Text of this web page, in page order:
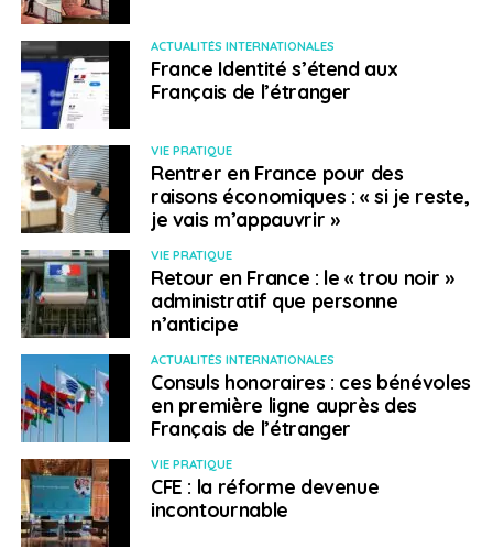
Laetitia Dive
ACTUALITÉS INTERNATIONALES
France Identité s’étend aux
Français de l’étranger
VIE PRATIQUE
Rentrer en France pour des
raisons économiques : « si je reste,
je vais m’appauvrir »
VIE PRATIQUE
Retour en France : le « trou noir »
administratif que personne
n’anticipe
ACTUALITÉS INTERNATIONALES
Consuls honoraires : ces bénévoles
en première ligne auprès des
Français de l’étranger
VIE PRATIQUE
CFE : la réforme devenue
incontournable